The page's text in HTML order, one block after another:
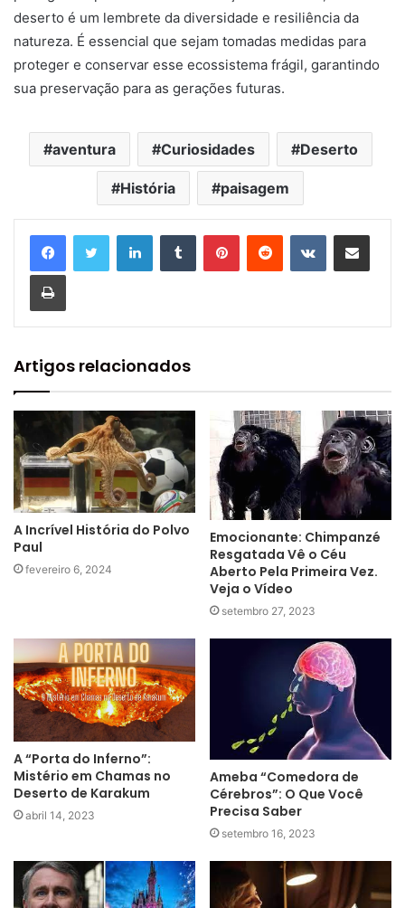
deserto é um lembrete da diversidade e resiliência da
natureza. É essencial que sejam tomadas medidas para
proteger e conservar esse ecossistema frágil, garantindo
sua preservação para as gerações futuras.
aventura Curiosidades Deserto
História paisagem
Artigos relacionados
A Incrível História do Polvo
Paul
fevereiro 6, 2024
Emocionante: Chimpanzé
Resgatada Vê o Céu
Aberto Pela Primeira Vez.
Veja o Vídeo
setembro 27, 2023
A “Porta do Inferno”:
Mistério em Chamas no
Deserto de Karakum
abril 14, 2023
Ameba “Comedora de
Cérebros”: O Que Você
Precisa Saber
setembro 16, 2023